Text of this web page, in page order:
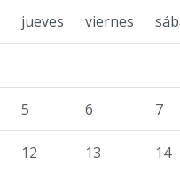
jueves viernes
5 6 7
12 13 14